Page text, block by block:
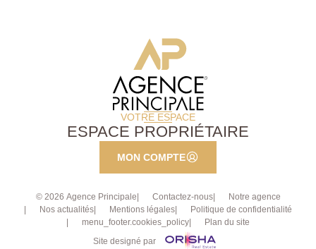
VOTRE ESPACE
ESPACE PROPRIÉTAIRE
MON COMPTE
© 2026 Agence Principale Contactez-nous
Notre agence
Nos actualités
Mentions légales
Politique de confidentialité
menu_footer.cookies_policy
Plan du site
Site designé par